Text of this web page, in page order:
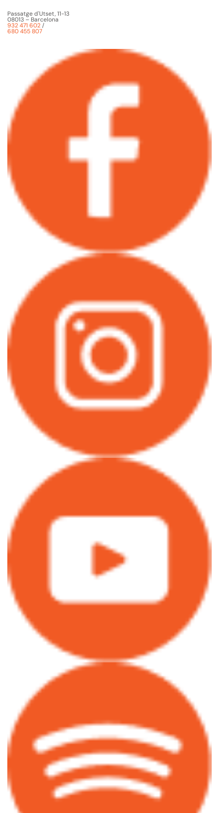
Passatge d'Utset, 11-13
08013 – Barcelona
932 471 602/
680 455 807